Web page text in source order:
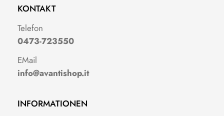
KONTAKT
Telefon
0473-723550
EMail
info@avantishop.it
INFORMATIONEN